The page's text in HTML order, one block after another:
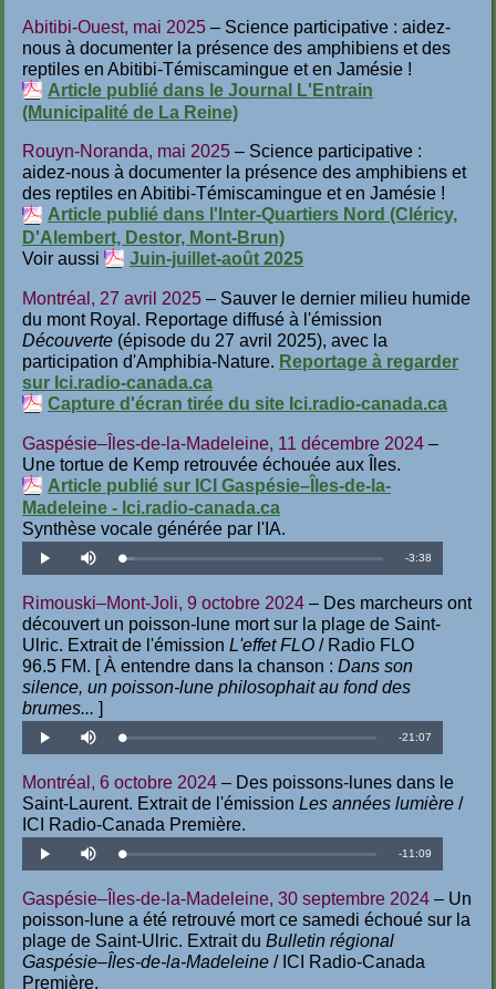
Abitibi-Ouest, mai 2025 – Science participative : aidez-
nous à documenter la présence des amphibiens et des
reptiles en Abitibi-Témiscamingue et en Jamésie !
Article publié dans le Journal L'Entrain
(Municipalité de La Reine)
Rouyn-Noranda, mai 2025 – Science participative :
aidez-nous à documenter la présence des amphibiens et
des reptiles en Abitibi-Témiscamingue et en Jamésie !
Article publié dans l'Inter-Quartiers Nord (Cléricy,
D'Alembert, Destor, Mont-Brun)
Voir aussi
Juin-juillet-août 2025
Montréal, 27 avril 2025 – Sauver le dernier milieu humide
du mont Royal. Reportage diffusé à l'émission
Découverte (épisode du 27 avril 2025), avec la
participation d'Amphibia-Nature. Reportage à regarder
sur Ici.radio-canada.ca
Capture d'écran tirée du site Ici.radio-canada.ca
Gaspésie–Îles-de-la-Madeleine, 11 décembre 2024 –
Une tortue de Kemp retrouvée échouée aux Îles.
Article publié sur ICI Gaspésie–Îles-de-la-
Madeleine - Ici.radio-canada.ca
Synthèse vocale générée par l'IA.
Lecture
Désactiver
le
Téléchargé:
4.59%
Temps
-3:38
Rimouski–Mont-Joli, 9 octobre 2024 – Des marcheurs ont
découvert un poisson-lune mort sur la plage de Saint-
Ulric. Extrait de l'émission L'effet FLO / Radio FLO
96.5 FM. [ À entendre dans la chanson : Dans son
silence, un poisson-lune philosophait au fond des
brumes...
Lecture
Désactiver
le
Téléchargé:
0.79%
Temps
-21:07
Montréal, 6 octobre 2024 – Des poissons-lunes dans le
Saint-Laurent. Extrait de l'émission Les années lumière /
ICI Radio-Canada Première.
Lecture
Désactiver
le
Téléchargé:
1.49%
Temps
-11:09
Gaspésie–Îles-de-la-Madeleine, 30 septembre 2024 – Un
poisson-lune a été retrouvé mort ce samedi échoué sur la
plage de Saint-Ulric. Extrait du Bulletin régional
Gaspésie–Îles-de-la-Madeleine / ICI Radio-Canada
Première.